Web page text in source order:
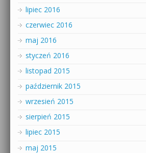
lipiec 2016
czerwiec 2016
maj 2016
styczeń 2016
listopad 2015
październik 2015
wrzesień 2015
sierpień 2015
lipiec 2015
maj 2015